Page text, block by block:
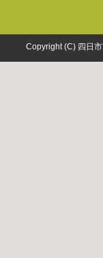
Copyright (C) 四日